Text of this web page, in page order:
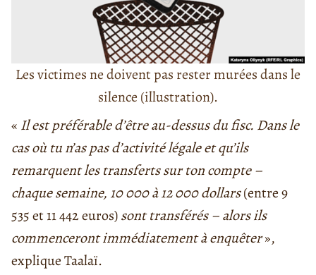
Les victimes ne doivent pas rester murées dans le
silence (illustration).
« Il est préférable d’être au-dessus du fisc. Dans le
cas où tu n’as pas d’activité légale et qu’ils
remarquent les transferts sur ton compte –
chaque semaine, 10 000 à 12 000 dollars(entre 9
535 et 11 442 euros)sont transférés – alors ils
commenceront immédiatement à enquêter»,
explique Taalaï.